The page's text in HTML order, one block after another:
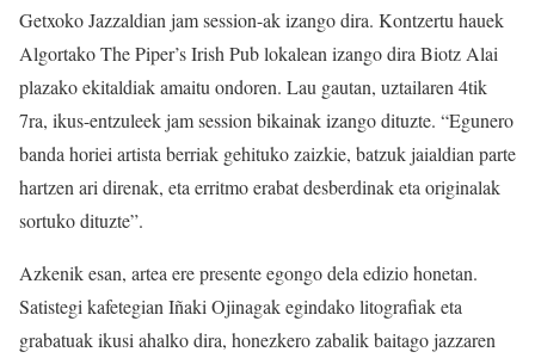
Getxoko Jazzaldian jam session-ak izango dira. Kontzertu hauek
Algortako The Piper’s Irish Pub lokalean izango dira Biotz Alai
plazako ekitaldiak amaitu ondoren. Lau gautan, uztailaren 4tik
7ra, ikus-entzuleek jam session bikainak izango dituzte. “Egunero
banda horiei artista berriak gehituko zaizkie, batzuk jaialdian parte
hartzen ari direnak, eta erritmo erabat desberdinak eta originalak
sortuko dituzte”.
Azkenik esan, artea ere presente egongo dela edizio honetan.
Satistegi kafetegian Iñaki Ojinagak egindako litografiak eta
grabatuak ikusi ahalko dira, honezkero zabalik baitago jazzaren